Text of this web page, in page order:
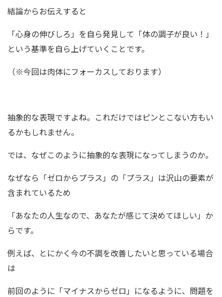
結論からお伝えすると
「心身の伸びしろ」を自ら発見して「体の調子が良い！」
という基準を自ら上げていくことです。
（※今回は肉体にフォーカスしております）
抽象的な表現ですよね。これだけではピンとこない方もい
るかもしれません。
では、なぜこのように抽象的な表現になってしまうのか。
なぜなら「ゼロからプラス」の「プラス」は沢山の要素が
含まれているため
「あなたの人生なので、あなたが感じて決めてほしい」か
らです。
例えば、とにかく今の不調を改善したいと思っている場合
は
前回のように「マイナスからゼロ」になるように、問題を